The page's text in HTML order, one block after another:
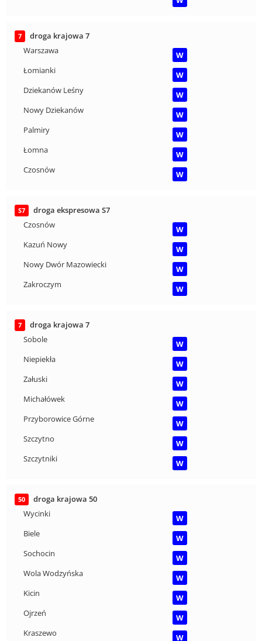
7
droga krajowa 7
Warszawa
W
Łomianki
W
Dziekanów Leśny
W
Nowy Dziekanów
W
Palmiry
W
Łomna
W
Czosnów
W
S7
droga ekspresowa S7
Czosnów
W
Kazuń Nowy
W
Nowy Dwór Mazowiecki
W
Zakroczym
W
7
droga krajowa 7
Sobole
W
Niepiekła
W
Załuski
W
Michałówek
W
Przyborowice Górne
W
Szczytno
W
Szczytniki
W
50
droga krajowa 50
Wycinki
W
Biele
W
Sochocin
W
Wola Wodzyńska
W
Kicin
W
Ojrzeń
W
Kraszewo
W